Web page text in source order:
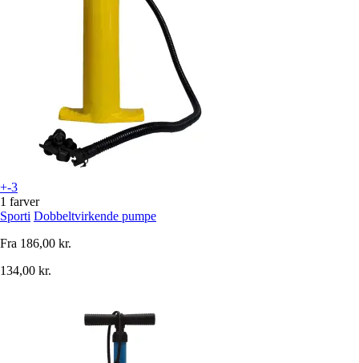
+-3
1 farver
Sporti Dobbeltvirkende pumpe
Fra 186,00 kr.
134,00 kr.